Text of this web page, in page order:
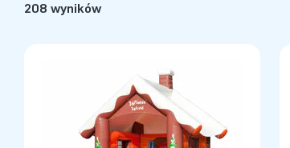
208 wyników